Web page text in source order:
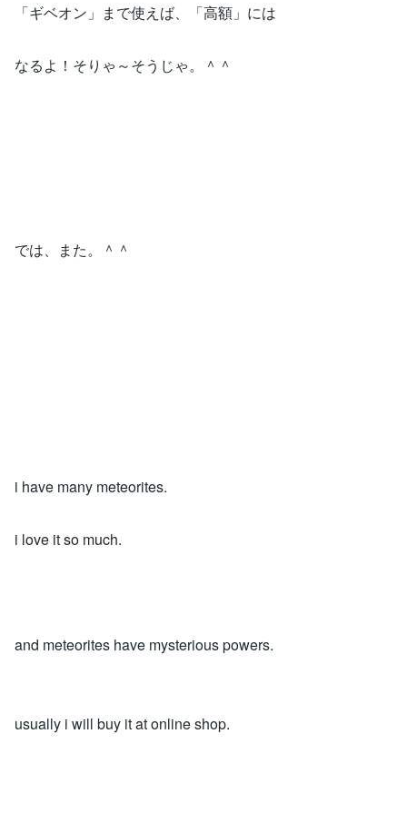
「ギベオン」まで使えば、「高額」には
なるよ！そりゃ～そうじゃ。＾＾
では、また。＾＾
i have many meteorites.
i love it so much.
and meteorites have mysterious powers.
usually i will buy it at online shop.